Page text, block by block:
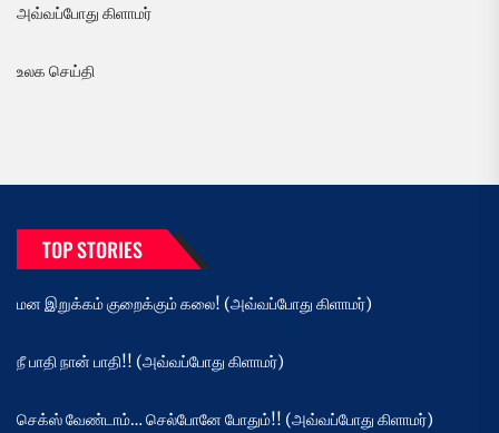
அவ்வப்போது கிளாமர்
உலக செய்தி
TOP STORIES
மன இறுக்கம் குறைக்கும் கலை! (அவ்வப்போது கிளாமர்)
நீ பாதி நான் பாதி!! (அவ்வப்போது கிளாமர்)
செக்ஸ் வேண்டாம்… செல்போனே போதும்!! (அவ்வப்போது கிளாமர்)